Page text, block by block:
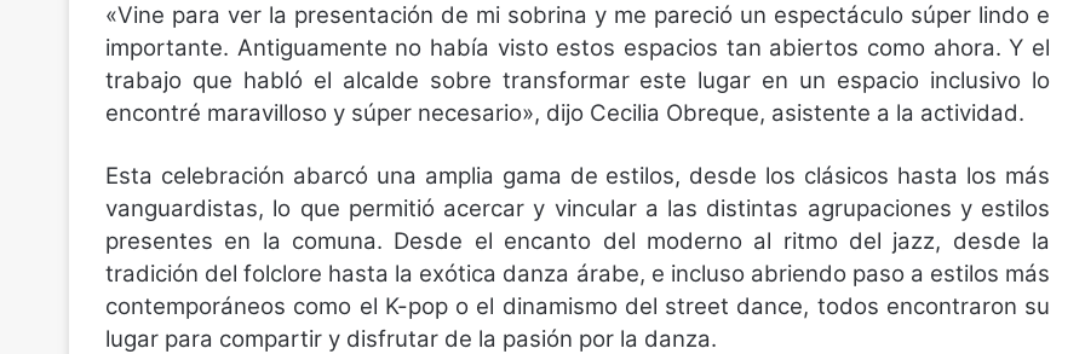
«Vine para ver la presentación de mi sobrina y me pareció un espectáculo súper lindo e
importante. Antiguamente no había visto estos espacios tan abiertos como ahora. Y el
trabajo que habló el alcalde sobre transformar este lugar en un espacio inclusivo lo
encontré maravilloso y súper necesario», dijo Cecilia Obreque, asistente a la actividad.
Esta celebración abarcó una amplia gama de estilos, desde los clásicos hasta los más
vanguardistas, lo que permitió acercar y vincular a las distintas agrupaciones y estilos
presentes en la comuna. Desde el encanto del moderno al ritmo del jazz, desde la
tradición del folclore hasta la exótica danza árabe, e incluso abriendo paso a estilos más
contemporáneos como el K-pop o el dinamismo del street dance, todos encontraron su
lugar para compartir y disfrutar de la pasión por la danza.